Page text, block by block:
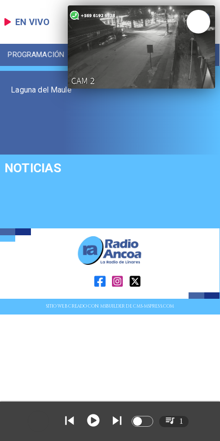
EN VIVO
PROGRAMACIÓN LOCAL DEPORTES
Laguna del Maule
NOTICIAS
SITIO WEB CREADO CON MSBUILDER DE CMS-MSPRESS.COM
1